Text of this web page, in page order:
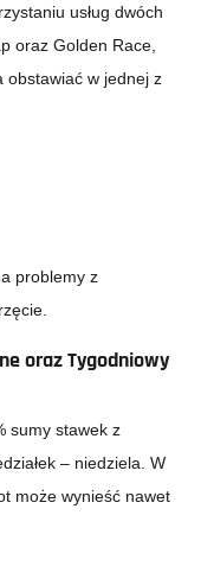
usług dwóch
oraz Golden Race,
obstawiać w jednej z
problemy z
oraz Tygodniowy
sumy stawek z
– niedziela. W
może wynieść nawet